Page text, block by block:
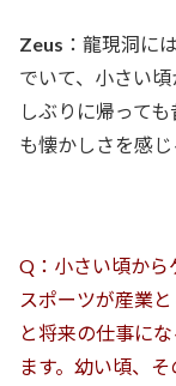
Zeus ：龍現洞に
でいて、小さい
しぶりに帰って
も懐かしさを感じ
Q：小さい頃から
スポーツが産業
と将来の仕事に
ます。幼い頃、